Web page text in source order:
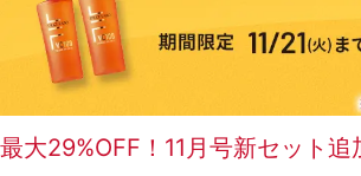
モイスチャーライン
ブラ
プ
最大29%OFF！11月号新セット追